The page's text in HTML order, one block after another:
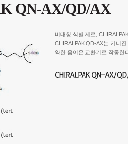
QN-AX/QD/AX
비대칭 식별 제로,
CHIRALPAK QD-AX는 키니
약한 음이온 교환기로 작동한